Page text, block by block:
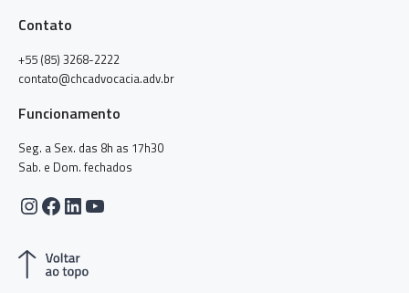
Contato
+55 (85) 3268-2222
contato@chcadvocacia.adv.br
Funcionamento
Seg. a Sex. das 8h as 17h30
Sab. e Dom. fechados
Instagram
Facebook
LinkedIn
Youtube